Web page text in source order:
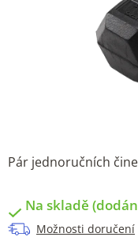
Pár jednoručních
Na skladě
Možnosti doručení